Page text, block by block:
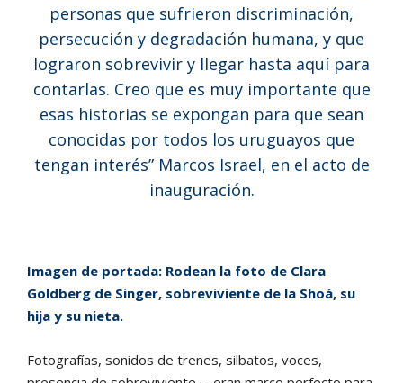
personas que sufrieron discriminación,
persecución y degradación humana, y que
lograron sobrevivir y llegar hasta aquí para
contarlas. Creo que es muy importante que
esas historias se expongan para que sean
conocidas por todos los uruguayos que
tengan interés” Marcos Israel, en el acto de
inauguración.
Imagen de portada: Rodean la foto de Clara
Goldberg de Singer, sobreviviente de la Shoá, su
hija y su nieta.
Fotografías, sonidos de trenes, silbatos, voces,